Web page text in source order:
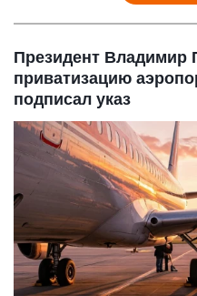
Президент Владимир
приватизацию
подписал указ